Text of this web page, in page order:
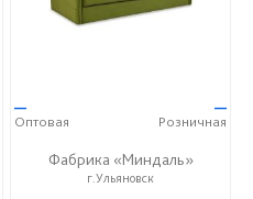
—
Оптовая
—
Розничная
Фабрика «Миндаль»
г.Ульяновск